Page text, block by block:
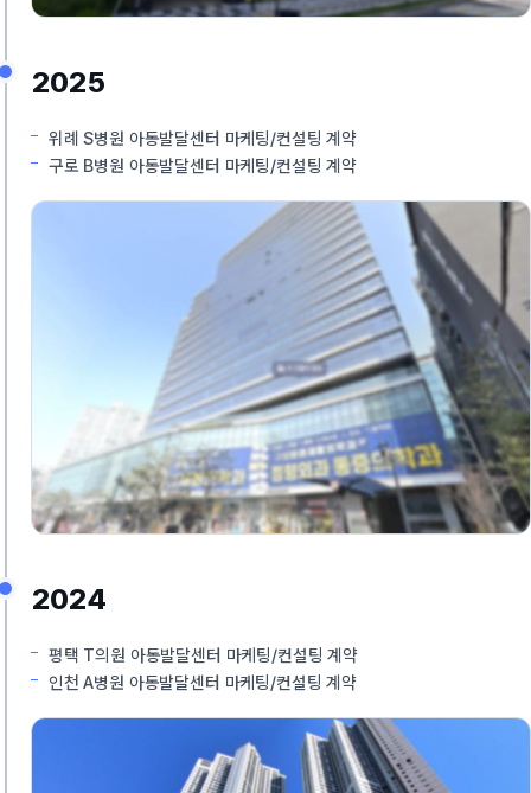
2025
위례 S병원 아동발달센터 마케팅/컨설팅 계약
구로 B병원 아동발달센터 마케팅/컨설팅 계약
2024
평택 T의원 아동발달센터 마케팅/컨설팅 계약
인천 A병원 아동발달센터 마케팅/컨설팅 계약